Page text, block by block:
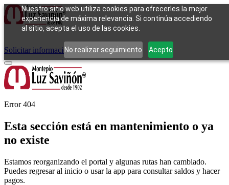
Nuestro sitio web utiliza cookies para ofrecerles la mejor
experiencia de máxima relevancia. Si continúa accediendo
al sitio, acepta el uso de las cookies.
No realizar seguimiento Acepto
Cómo funcionaTipos de empeñoCompraContacto
Solicitar información Iniciar sesión
Error 404
Esta sección está en mantenimiento o ya
no existe
Estamos reorganizando el portal y algunas rutas han cambiado.
Puedes regresar al inicio o usar la app para consultar saldos y hacer
pagos.